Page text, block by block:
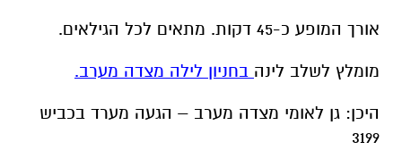
אורך המופע כ-45 דקות. מתאים לכל הגילאים.
מומלץ לשלב לינה בחניון לילה מצדה מערב.
היכן: גן לאומי מצדה מערב – הגעה מערד בכביש
3199